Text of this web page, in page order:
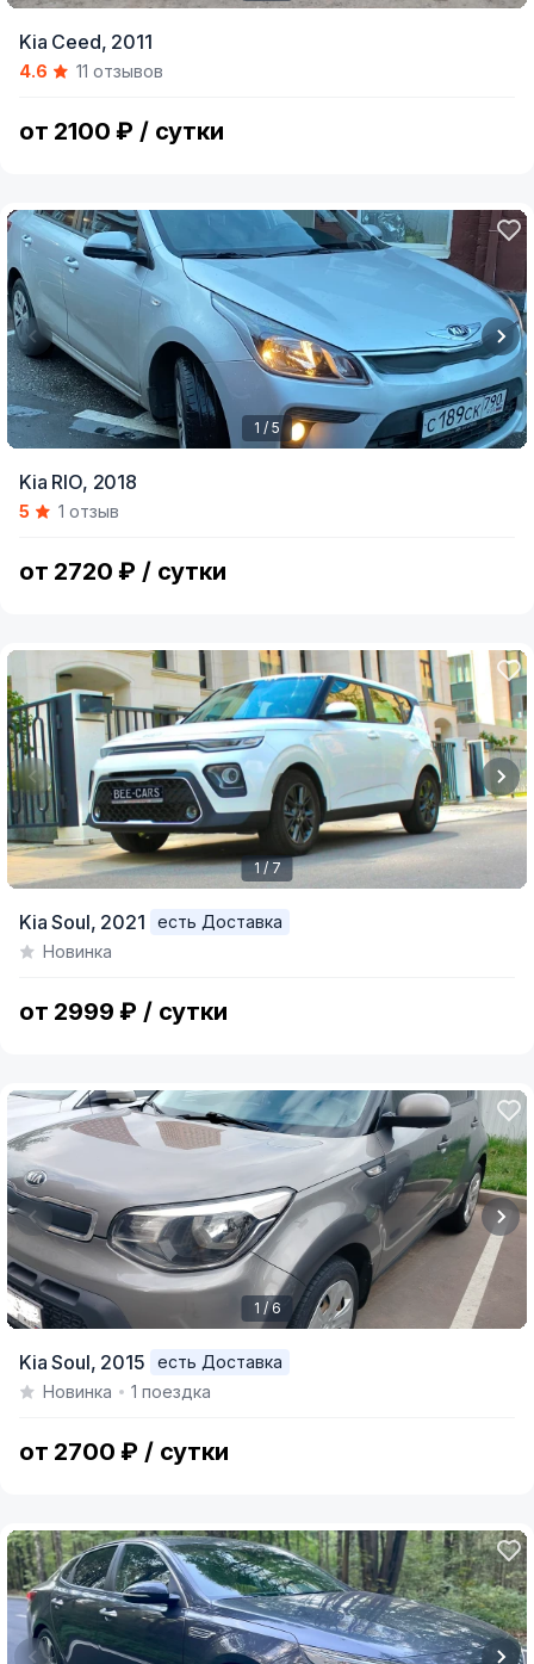
of
Kia Ceed, 2011
4.6 11 отзывов
от 2100 ₽ / сутки
of
1 / 5
Kia RIO, 2018
5 1 отзыв
от 2720 ₽ / сутки
of
1 / 7
Kia Soul, 2021
есть Доставка
Новинка
от 2999 ₽ / сутки
of
1 / 6
Kia Soul, 2015
есть Доставка
Новинка
1 поездка
от 2700 ₽ / сутки